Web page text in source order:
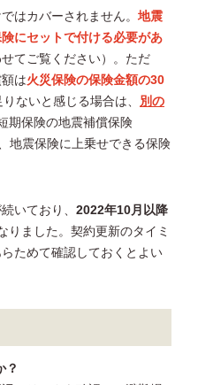
はカバーされません。 地震
にセットで付ける必要があ
せてご覧ください）。ただ
は火災保険の保険金額の30
ないと感じる場合は、 別の
期保険の地震補償保険
地震保険に上乗せできる保険
いており、 2022年10月以降
りました。契約更新のタイミ
ためて確認しておくとよい
？